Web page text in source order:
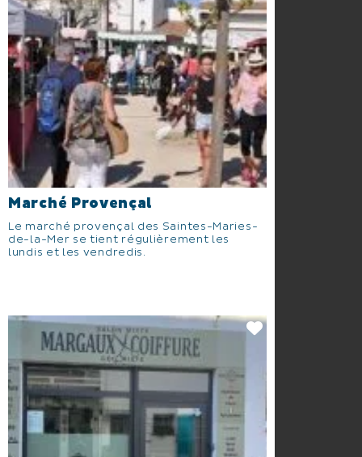
Marché Provençal
Le marché provençal des Saintes-Maries-
de-la-Mer se tient régulièrement les
lundis et les vendredis.